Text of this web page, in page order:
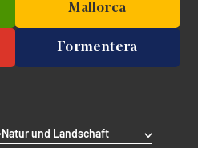
Mallorca
Formentera
Natur und Landschaft